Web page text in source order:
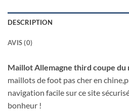
DESCRIPTION
AVIS (0)
Maillot Allemagne third coupe du
maillots de foot pas cher en
navigation facile sur ce site
bonheur !